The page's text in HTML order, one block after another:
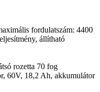
fordulatszám: 4400
állítható
rozetta 70 fog
60V, 18,2 Ah, akkumulátor